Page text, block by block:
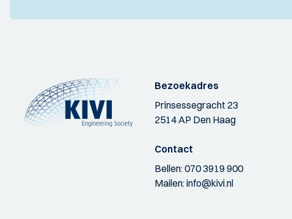
Bezoekadres
Prinsessegracht 23
2514 AP Den Haag
Contact
Bellen:070 3919 900
Mailen:info@kivi.nl